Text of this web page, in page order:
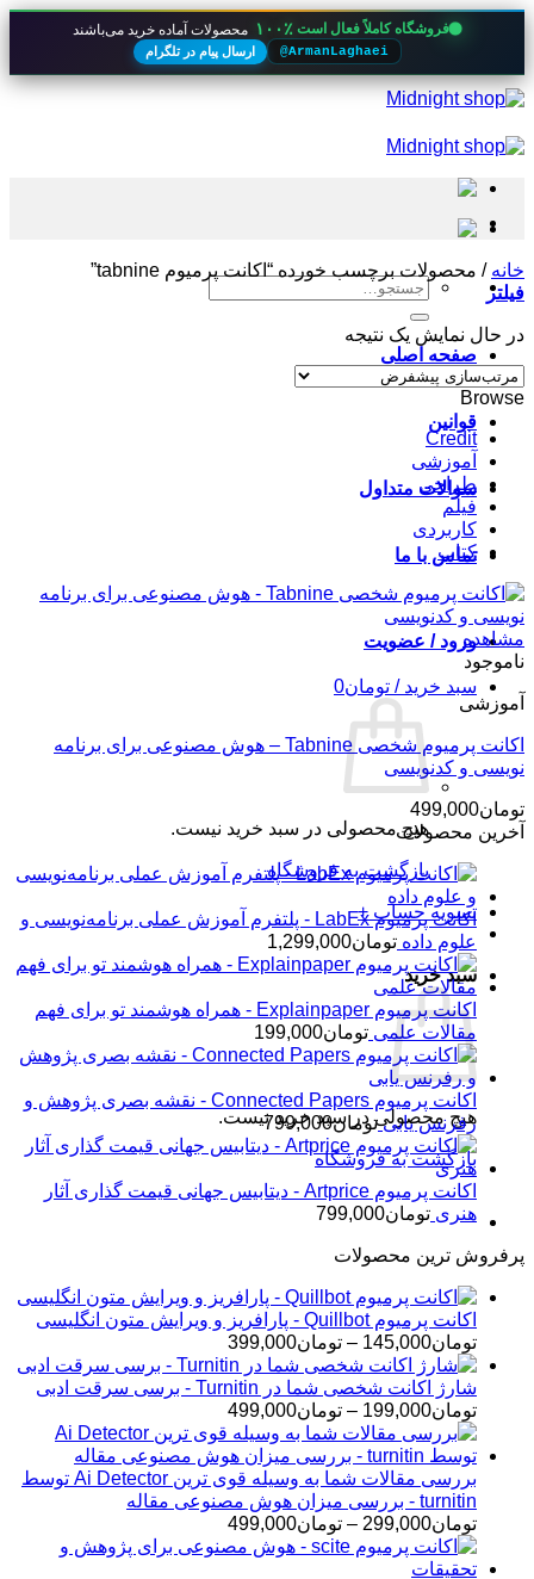
فروشگاه کاملاً فعال است ۱۰۰٪ محصولات آماده خرید می‌باشند
@ArmanLaghaei ارسال پیام در تلگرام
Skip
to
جستجو
صفحه اصلی
قوانین
سوالات متداول
تماس با ما
ورود / عضویت
سبد خرید / تومان0
هیچ محصولی در سبد خرید نیست.
بازگشت به فروشگاه
تسویه حساب +
سبد خرید
هیچ محصولی در سبد خرید نیست.
بازگشت به فروشگاه
خانه / محصولات برچسب خورده “اکانت پرمیوم tabnine”
فیلتر
در حال نمایش یک نتیجه
Browse
Credit
آموزشی
طراحی
فیلم
کاربردی
کتاب
مشاهده
ناموجود
آموزشی
اکانت پرمیوم شخصی Tabnine – هوش مصنوعی برای برنامه
نویسی و کدنویسی
تومان499,000
آخرین محصولات
اکانت پرمیوم LabEx - پلتفرم آموزش عملی برنامه‌نویسی و
علوم داده تومان1,299,000
اکانت پرمیوم Explainpaper - همراه هوشمند تو برای فهم
مقالات علمی تومان199,000
اکانت پرمیوم Connected Papers - نقشه بصری پژوهش و
رفرنس یابی تومان799,000
اکانت پرمیوم Artprice - دیتابیس جهانی قیمت ‌گذاری آثار
هنری تومان799,000
پرفروش ترین محصولات
اکانت پرمیوم Quillbot - پارافریز و ویرایش متون انگلیسی
تومان145,000
– تومان399,000محدوده
قیمت:
تومان145,000
تا
تومان399,000
شارژ اکانت شخصی شما در Turnitin - برسی سرقت ادبی
تومان199,000
– تومان499,000محدوده
قیمت:
تومان199,000
تا
تومان499,000
بررسی مقالات شما به وسیله قوی ترین Ai Detector توسط
turnitin - بررسی میزان هوش مصنوعی مقاله
تومان299,000
– تومان499,000محدوده
قیمت: